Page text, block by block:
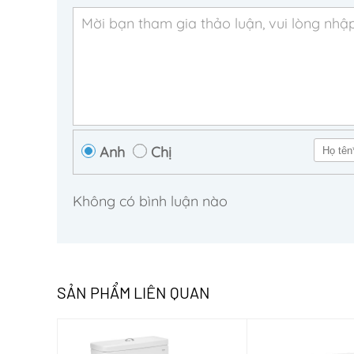
Anh Chị
Không có bình luận nào
SẢN PHẨM LIÊN QUAN